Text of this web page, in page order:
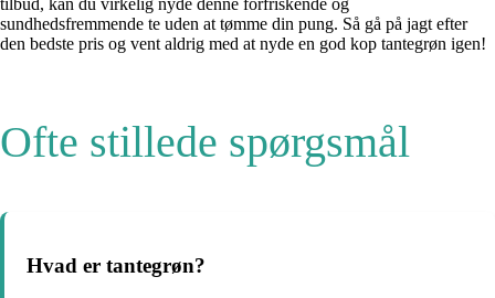
sundhedsfremmende te uden at tømme din pung. Så gå på jagt efter
den bedste pris og vent aldrig med at nyde en god kop tantegrøn igen!
Ofte stillede spørgsmål
Hvad er tantegrøn?